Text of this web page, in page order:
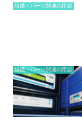
設備・パーツ関連の用語
設備・パーツ関連の用語